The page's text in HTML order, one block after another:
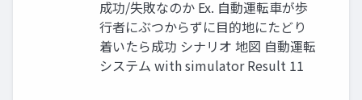
成功/失敗なのか Ex. 自動運転車が歩
行者にぶつからずに目的地にたどり
着いたら成功 シナリオ 地図 自動運転
システム with simulator Result 11